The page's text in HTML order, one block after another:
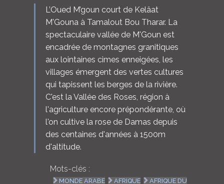
L’Oued M’goun court de Kelâat
M'Gouna à Tamalout Bou Tharar. La
spectaculaire vallée de M'Goun est
encadrée de montagnes granitiques
aux lointaines cimes enneigées, les
villages émergent des vertes cultures
qui tapissent les berges de la rivière.
C'est la Vallée des Roses, région à
l'agriculture encore prépondérante, où
l'on cultive la rose de Damas depuis
des centaines d'années à 1500m
d'altitude.
Mots-clés :
MONDE ARABE AFRIQUE
AFRIQUE DU